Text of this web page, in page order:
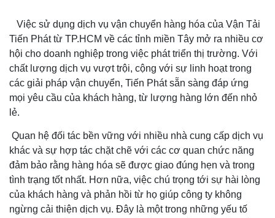
Việc sử dụng dịch vụ vận chuyển hàng hóa của Vận Tải
Tiến Phát từ TP.HCM về các tỉnh miền Tây mở ra nhiều cơ
hội cho doanh nghiệp trong việc phát triển thị trường. Với
chất lượng dịch vụ vượt trội, cộng với sự linh hoạt trong
các giải pháp vận chuyển, Tiến Phát sẵn sàng đáp ứng
mọi yêu cầu của khách hàng, từ lượng hàng lớn đến nhỏ
lẻ.
Quan hệ đối tác bền vững với nhiều nhà cung cấp dịch vụ
khác và sự hợp tác chặt chẽ với các cơ quan chức năng
đảm bảo rằng hàng hóa sẽ được giao đúng hẹn và trong
tình trạng tốt nhất. Hơn nữa, việc chú trọng tới sự hài lòng
của khách hàng và phản hồi từ họ giúp công ty không
ngừng cải thiện dịch vụ. Đây là một trong những yếu tố
DỊCH VỤ VẬN CHUYỂN TRÁI CÂY CẦN THƠ ĐI TPHCM
GIÁ RẺ, UY TÍN